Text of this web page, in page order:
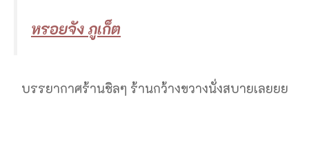
หรอยจัง ภูเก็ต
บรรยากาศร้านชิลๆ ร้านกว้างขวางนั่งสบายเลยยย